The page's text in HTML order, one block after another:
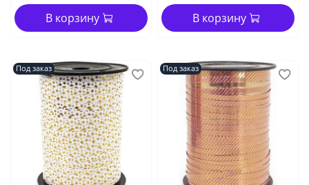
В корзину В корзину
Под заказ Под заказ